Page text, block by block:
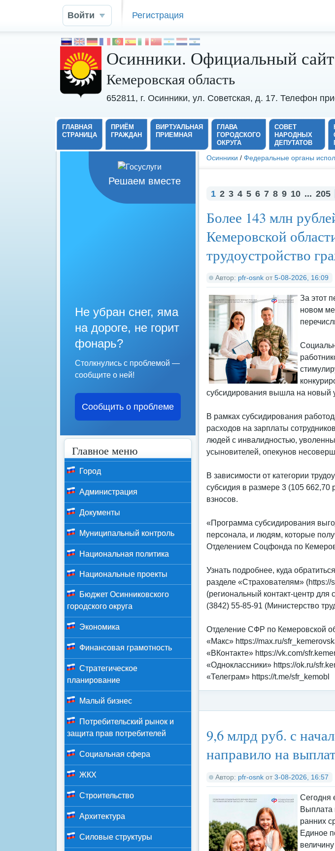
Войти Регистрация
Осинники. Официальный сайт
Кемеровская область
652811, г. Осинники, ул. Советская, д. 17. Телефон
ГЛАВНАЯ
СТРАНИЦА
ПРИЁМ
ГРАЖДАН
ВИРТУАЛЬНАЯ
ПРИЕМНАЯ
ГЛАВА
ГОРОДСКОГО
ОКРУГА
СОВЕТ
НАРОДНЫХ
ДЕПУТАТОВ
Осинники / Федеральные органы
1 2 3 4 5 6 7 8 9 10 ... 205
Более 143 млн
Кемеровской
трудоустройство
Автор: pfr-osnk от 5-08-2026, 16:09
За этот
новом
субсидирования вышла на новый
В рамках субсидирования
расходов на зарплаты
людей с инвалидностью,
усыновителей, опекунов
В зависимости от категории
субсидия в размере 3 (105
взносов.
«Программа субсидирования
персонала, и людям, которые
Отделением Соцфонда по
Узнать подробнее, куда
разделе «Страхователям»
(региональный контакт-центр
(3842) 55-85-91 (Министерство
Отделение СФР по Кемеровской
«Mакс» https://max.ru/
«ВКонтакте» https://vk.com/
«Одноклассники» https://ok.ru/
«Телеграм» https://t.me/sfr_kemobl
9,6 млрд руб. с
направило на
Автор: pfr-osnk от 3-08-2026, 16:57
Сегодня
Выплата
ранних
Единое
Решаем вместе
Не убран снег, яма
на дороге, не горит
фонарь?
Столкнулись с проблемой —
сообщите о ней!
Сообщить о проблеме
Главное меню
Город
Администрация
Документы
Муниципальный контроль
Национальная политика
Национальные проекты
Бюджет Осинниковского
городского округа
Экономика
Финансовая грамотность
Стратегическое
планирование
Малый бизнес
Потребительский рынок и
защита прав потребителей
Социальная сфера
ЖКХ
Строительство
Архитектура
Силовые структуры